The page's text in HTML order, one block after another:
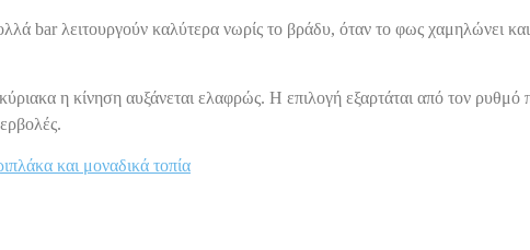
bar λειτουργούν καλύτερα νωρίς το βράδυ, όταν το φως χαμηλώνει
η κίνηση αυξάνεται ελαφρώς. Η επιλογή εξαρτάται από τον ρυθμό
και μοναδικά τοπία